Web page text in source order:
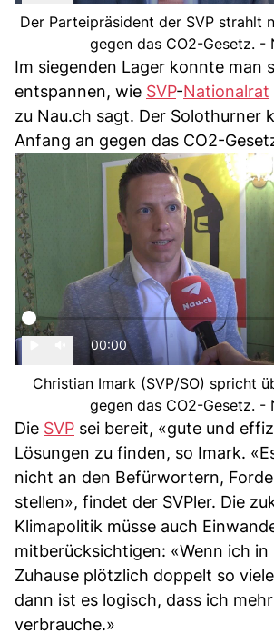
Der Parteipräsident der SVP strahlt
gegen das CO2-Gesetz. -
Im siegenden Lager konnte man
entspannen, wie SVP-Nationalrat
zu Nau.ch sagt. Der Solothurner
Anfang an gegen das CO2-
00:00
Christian Imark (SVP/SO) spricht
gegen das CO2-Gesetz. -
Die SVP sei bereit, «gute und
Lösungen zu finden, so Imark.
nicht an den Befürwortern,
stellen», findet der SVPler. Die
Klimapolitik müsse auch
mitberücksichtigen: «Wenn ich in
Zuhause plötzlich doppelt so
dann ist es logisch, dass ich
verbrauche.»